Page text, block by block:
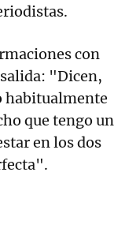
con
"Dicen,
habitualmente
que tengo un
en los dos